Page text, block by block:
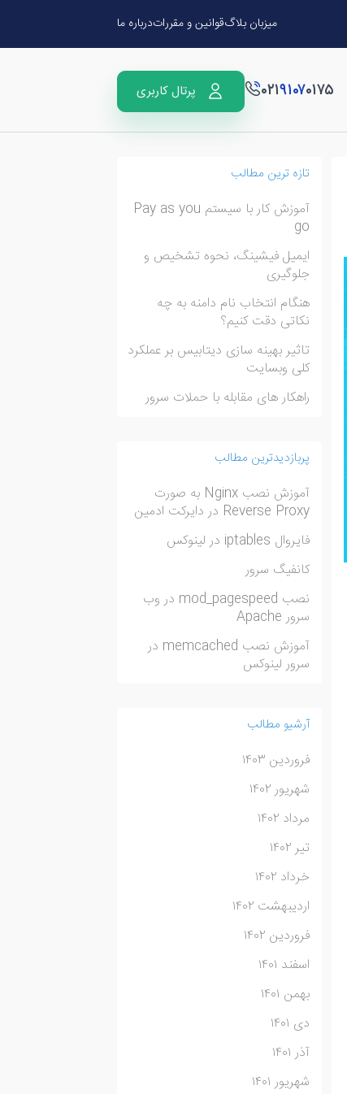
میزبان بلاگقوانین و مقرراتدرباره ما
۰۲۱۹۱۰۷۰۱۷۵ پرتال کاربری
تازه ترین مطالب
آموزش کار با سیستم Pay as you
go
ایمیل فیشینگ، نحوه تشخیص و
جلوگیری
هنگام انتخاب نام دامنه به چه
نکاتی دقت کنیم؟
تاثیر بهینه سازی دیتابیس بر عملکرد
کلی وبسایت
راهکار های مقابله با حملات سرور
پربازدیدترین مطالب
آموزش نصب Nginx به صورت
Reverse Proxy در دایرکت ادمین
فایروال iptables در لینوکس
کانفیگ سرور
نصب mod_pagespeed در وب
سرور Apache
آموزش نصب memcached در
سرور لینوکس
آرشیو مطالب
فروردین ۱۴۰۳
شهریور ۱۴۰۲
مرداد ۱۴۰۲
تیر ۱۴۰۲
خرداد ۱۴۰۲
اردیبهشت ۱۴۰۲
فروردین ۱۴۰۲
اسفند ۱۴۰۱
بهمن ۱۴۰۱
دی ۱۴۰۱
آذر ۱۴۰۱
شهریور ۱۴۰۱